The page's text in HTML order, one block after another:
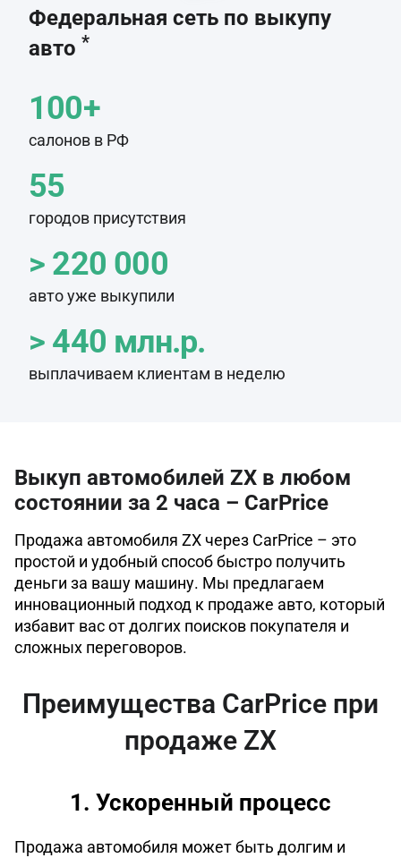
Федеральная сеть по выкупу
авто *
100+
салонов в РФ
55
городов присутствия
> 220 000
авто уже выкупили
> 440 млн.р.
выплачиваем клиентам в неделю
Выкуп автомобилей ZX в любом
состоянии за 2 часа – CarPrice
Продажа автомобиля ZX через CarPrice – это
простой и удобный способ быстро получить
деньги за вашу машину. Мы предлагаем
инновационный подход к продаже авто, который
избавит вас от долгих поисков покупателя и
сложных переговоров.
Преимущества CarPrice при
продаже ZX
1. Ускоренный процесс
Продажа автомобиля может быть долгим и